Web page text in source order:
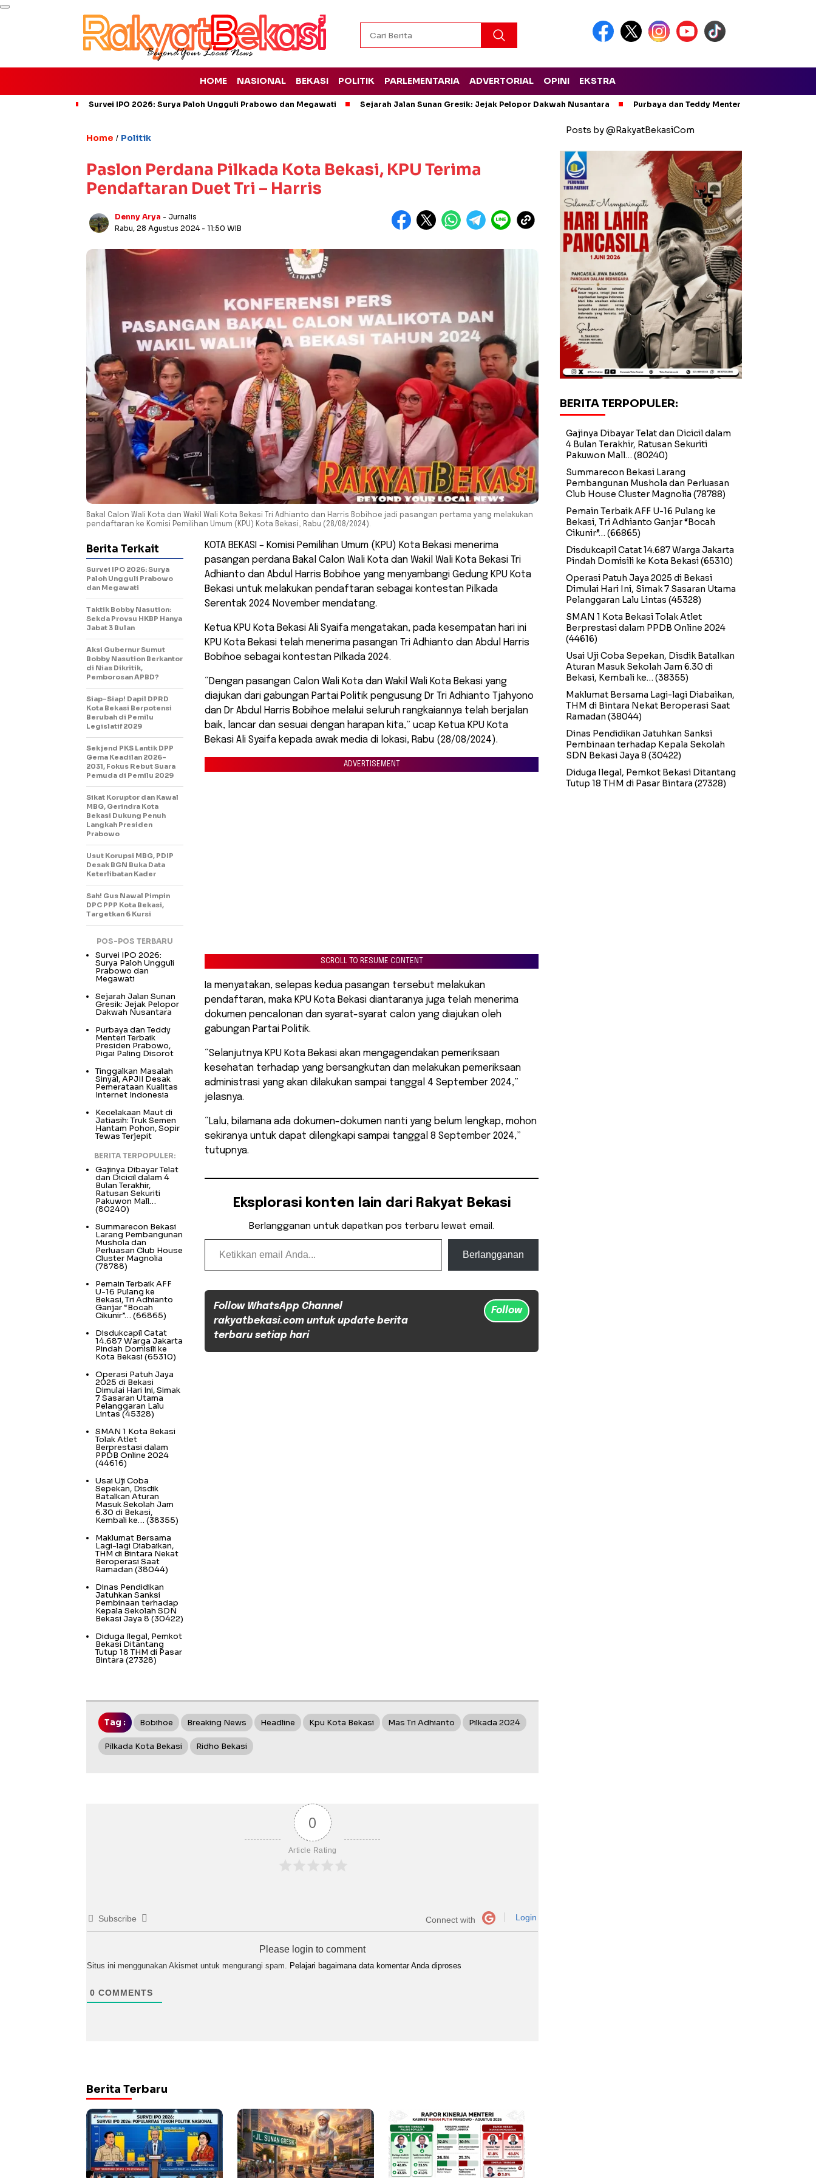
HOME NASIONAL BEKASI POLITIK PARLEMENTARIA ADVERTORIAL OPINI EKSTRA
Survei IPO 2026: Surya Paloh Ungguli Prabowo dan Megawati Sejarah Jalan Sunan Gresik: Jejak Pelopor Dakwah Nusantara Purbaya dan Teddy Menteri Terbaik
Home / Politik
Paslon Perdana Pilkada Kota Bekasi, KPU Terima
Pendaftaran Duet Tri – Harris
Denny Arya - Jurnalis
Rabu, 28 Agustus 2024 - 11:50 WIB
Bakal Calon Wali Kota dan Wakil Wali Kota Bekasi Tri Adhianto dan Harris Bobihoe jadi pasangan pertama yang melakukan
pendaftaran ke Komisi Pemilihan Umum (KPU) Kota Bekasi, Rabu (28/08/2024).
KOTA BEKASI – Komisi Pemilihan Umum (KPU) Kota Bekasi menerima
pasangan perdana Bakal Calon Wali Kota dan Wakil Wali Kota Bekasi Tri
Adhianto dan Abdul Harris Bobihoe yang menyambangi Gedung KPU Kota
Bekasi untuk melakukan pendaftaran sebagai kontestan Pilkada
Serentak 2024 November mendatang.
Ketua KPU Kota Bekasi Ali Syaifa mengatakan, pada kesempatan hari ini
KPU Kota Bekasi telah menerima pasangan Tri Adhianto dan Abdul Harris
Bobihoe sebagai kontestan Pilkada 2024.
“Dengan pasangan Calon Wali Kota dan Wakil Wali Kota Bekasi yang
diajukan dari gabungan Partai Politik pengusung Dr Tri Adhianto Tjahyono
dan Dr Abdul Harris Bobihoe melalui seluruh rangkaiannya telah berjalan
baik, lancar dan sesuai dengan harapan kita,” ucap Ketua KPU Kota
Bekasi Ali Syaifa kepada awak media di lokasi, Rabu (28/08/2024).
ADVERTISEMENT
SCROLL TO RESUME CONTENT
Ia menyatakan, selepas kedua pasangan tersebut melakukan
pendaftaran, maka KPU Kota Bekasi diantaranya juga telah menerima
dokumen pencalonan dan syarat-syarat calon yang diajukan oleh
gabungan Partai Politik.
“Selanjutnya KPU Kota Bekasi akan mengagendakan pemeriksaan
kesehatan terhadap yang bersangkutan dan melakukan pemeriksaan
administrasi yang akan dilakukan sampai tanggal 4 September 2024,”
jelasnya.
“Lalu, bilamana ada dokumen-dokumen nanti yang belum lengkap, mohon
sekiranya untuk dapat dilengkapi sampai tanggal 8 September 2024,”
tutupnya.
Eksplorasi konten lain dari Rakyat Bekasi
Berlangganan untuk dapatkan pos terbaru lewat email.
Ketikkan email Anda...
Berlangganan
Follow WhatsApp Channel
rakyatbekasi.com untuk update berita
terbaru setiap hari
Follow
Berita Terkait
Survei IPO 2026: Surya
Paloh Ungguli Prabowo
dan Megawati
Taktik Bobby Nasution:
Sekda Provsu HKBP Hanya
Jabat 3 Bulan
Aksi Gubernur Sumut
Bobby Nasution Berkantor
di Nias Dikritik,
Pemborosan APBD?
Siap-Siap! Dapil DPRD
Kota Bekasi Berpotensi
Berubah di Pemilu
Legislatif 2029
Sekjend PKS Lantik DPP
Gema Keadilan 2026-
2031, Fokus Rebut Suara
Pemuda di Pemilu 2029
Sikat Koruptor dan Kawal
MBG, Gerindra Kota
Bekasi Dukung Penuh
Langkah Presiden
Prabowo
Usut Korupsi MBG, PDIP
Desak BGN Buka Data
Keterlibatan Kader
Sah! Gus Nawal Pimpin
DPC PPP Kota Bekasi,
Targetkan 6 Kursi
POS-POS TERBARU
Survei IPO 2026:
Surya Paloh Ungguli
Prabowo dan
Megawati
Sejarah Jalan Sunan
Gresik: Jejak Pelopor
Dakwah Nusantara
Purbaya dan Teddy
Menteri Terbaik
Presiden Prabowo,
Pigai Paling Disorot
Tinggalkan Masalah
Sinyal, APJII Desak
Pemerataan Kualitas
Internet Indonesia
Kecelakaan Maut di
Jatiasih: Truk Semen
Hantam Pohon, Sopir
Tewas Terjepit
BERITA TERPOPULER:
Gajinya Dibayar Telat
dan Dicicil dalam 4
Bulan Terakhir,
Ratusan Sekuriti
Pakuwon Mall…
(80240)
Summarecon Bekasi
Larang Pembangunan
Mushola dan
Perluasan Club House
Cluster Magnolia
(78788)
Pemain Terbaik AFF
U-16 Pulang ke
Bekasi, Tri Adhianto
Ganjar “Bocah
Cikunir”… (66865)
Disdukcapil Catat
14.687 Warga Jakarta
Pindah Domisili ke
Kota Bekasi (65310)
Operasi Patuh Jaya
2025 di Bekasi
Dimulai Hari Ini, Simak
7 Sasaran Utama
Pelanggaran Lalu
Lintas(45328)
SMAN 1 Kota Bekasi
Tolak Atlet
Berprestasi dalam
PPDB Online 2024
(44616)
Usai Uji Coba
Sepekan, Disdik
Batalkan Aturan
Masuk Sekolah Jam
6.30 di Bekasi,
Kembali ke… (38355)
Maklumat Bersama
Lagi-lagi Diabaikan,
THM di Bintara Nekat
Beroperasi Saat
Ramadan (38044)
Dinas Pendidikan
Jatuhkan Sanksi
Pembinaan terhadap
Kepala Sekolah SDN
Bekasi Jaya 8 (30422)
Diduga Ilegal, Pemkot
Bekasi Ditantang
Tutup 18 THM di Pasar
Bintara (27328)
Tag : Bobihoe Breaking News Headline Kpu Kota Bekasi Mas Tri Adhianto Pilkada 2024
Pilkada Kota Bekasi Ridho Bekasi
0
Article Rating
Subscribe Connect with Login
Please login to comment
Situs ini menggunakan Akismet untuk mengurangi spam. Pelajari bagaimana data komentar Anda diproses
0 COMMENTS
Berita Terbaru
Posts by @RakyatBekasiCom
BERITA TERPOPULER:
Gajinya Dibayar Telat dan Dicicil dalam
4 Bulan Terakhir, Ratusan Sekuriti
Pakuwon Mall… (80240)
Summarecon Bekasi Larang
Pembangunan Mushola dan Perluasan
Club House Cluster Magnolia (78788)
Pemain Terbaik AFF U-16 Pulang ke
Bekasi, Tri Adhianto Ganjar “Bocah
Cikunir”… (66865)
Disdukcapil Catat 14.687 Warga Jakarta
Pindah Domisili ke Kota Bekasi(65310)
Operasi Patuh Jaya 2025 di Bekasi
Dimulai Hari Ini, Simak 7 Sasaran Utama
Pelanggaran Lalu Lintas (45328)
SMAN 1 Kota Bekasi Tolak Atlet
Berprestasi dalam PPDB Online 2024
(44616)
Usai Uji Coba Sepekan, Disdik Batalkan
Aturan Masuk Sekolah Jam 6.30 di
Bekasi, Kembali ke… (38355)
Maklumat Bersama Lagi-lagi Diabaikan,
THM di Bintara Nekat Beroperasi Saat
Ramadan (38044)
Dinas Pendidikan Jatuhkan Sanksi
Pembinaan terhadap Kepala Sekolah
SDN Bekasi Jaya 8 (30422)
Diduga Ilegal, Pemkot Bekasi Ditantang
Tutup 18 THM di Pasar Bintara (27328)